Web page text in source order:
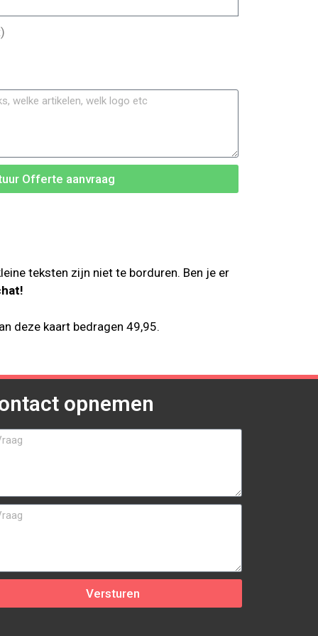
Offerte aanvraag
teksten zijn niet te borduren. Ben je er
deze kaart bedragen 49,95.
opnemen
Versturen